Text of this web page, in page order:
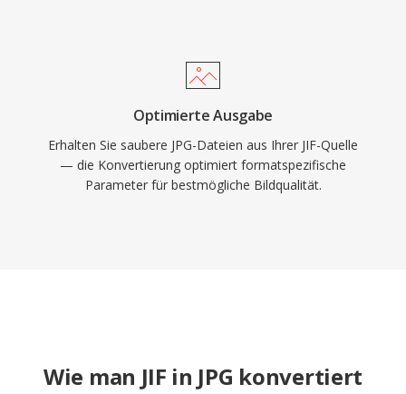
Optimierte Ausgabe
Erhalten Sie saubere JPG-Dateien aus Ihrer JIF-Quelle
— die Konvertierung optimiert formatspezifische
Parameter für bestmögliche Bildqualität.
Wie man JIF in JPG konvertiert